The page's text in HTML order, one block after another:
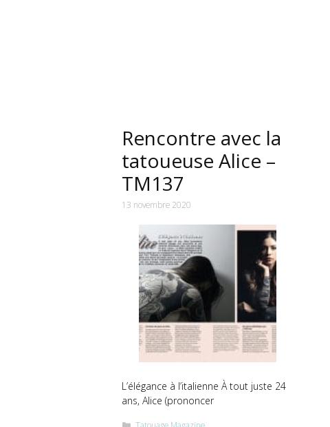
Rencontre avec la
tatoueuse Alice –
TM137
13 novembre 2020
L’élégance à l’italienne À tout juste 24
ans, Alice (prononcer
Catégories